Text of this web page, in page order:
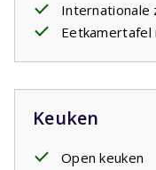
Internationale
Keuken
Open keuken